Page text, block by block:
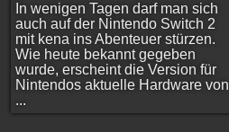
In wenigen Tagen darf man sich
auch auf der Nintendo Switch 2
mit kena ins Abenteuer stürzen.
Wie heute bekannt gegeben
wurde, erscheint die Version für
Nintendos aktuelle Hardware von
...